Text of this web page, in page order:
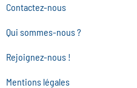
Contactez-nous
Qui sommes-nous ?
Rejoignez-nous !
Mentions légales